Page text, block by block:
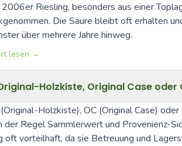
Riesling, besonders aus einer
Die Säure bleibt oft erhalten
über mehrere Jahre hinweg.
lesen →
Holzkiste, Original Case oder
Holzkiste), OC (Original Case)
der Regel Sammlerwert und Provenienz-
oft vorteilhaft, da sie Betreuung und